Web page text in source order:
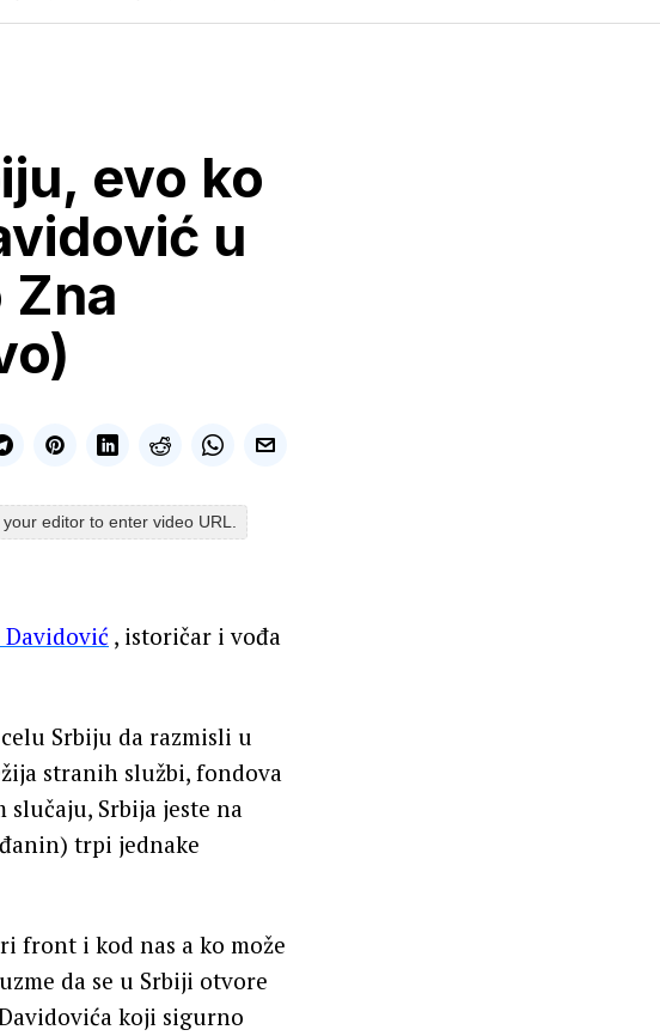
evo ko
u
Zna
editor to enter video URL.
Davidović , istoričar i vođa
Srbiju da razmisli u
stranih službi, fondova
slučaju, Srbija jeste na
trpi jednake
front i kod nas a ko može
da se u Srbiji otvore
koji sigurno